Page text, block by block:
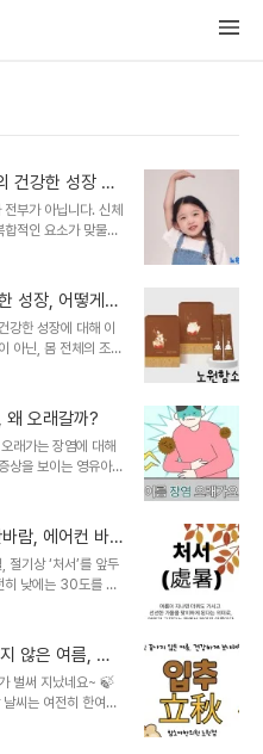
건강한 성장 흐
부가 아닙니다. 신체
적인 요소가 맞물려
닉에서는 우리 아
관리의 시작, 흐름을
기본적인 신체 지표
중요합니다. - 주기
적절한지 참고합니
기보다는, 우리 아
성장, 어떻게
강한 성장에 대해 이
아닌, 몸 전체의 조화
질 수 있습니다. 특
한 이유로 많은 부
학적인 도움을 고려
태를 종합적으로 살
장클리닉, 키커시럽
방법(문진, 맥진 등)
왜 오래갈까?
래가는 장염에 대해
상을 보이는 영유아
증상이 밤낮으로 이
. 바이러스성 장염은
생하며 구토, 발열,
복되는 경우가 많지
의가 필요합니다. 세
도상구균, 비브리오
람, 에어컨 바
4가지
기상 ‘처서’를 앞두
히 낮에는 30도를 웃
로는 가을의 기운
자연스럽게 영향을
건강은 이 시기 더욱
이 잦고, 외출 시 찬
년의 호흡기 건강에
점에서는 일상 속 식
않은 여름, 입
벌써 지났네요~ 🍃
씨는 여전히 한여름
속에서 몸도 마음